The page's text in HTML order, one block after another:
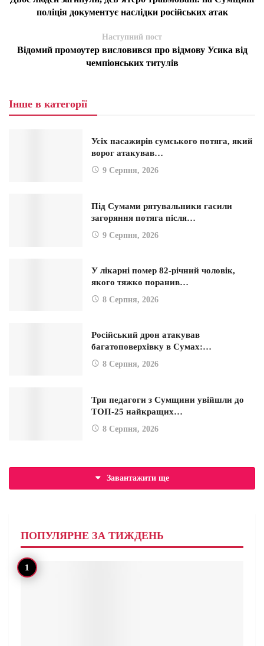
поліція документує наслідки російських атак
Наступний пост
Відомий промоутер висловився про відмову Усика від
чемпіонських титулів
Інше в категорії
Усіх пасажирів сумського потяга, який
ворог атакував…
9 Серпня, 2026
Під Сумами рятувальники гасили
загоряння потяга після…
9 Серпня, 2026
У лікарні помер 82-річний чоловік,
якого тяжко поранив…
8 Серпня, 2026
Російський дрон атакував
багатоповерхівку в Сумах:…
8 Серпня, 2026
Три педагоги з Сумщини увійшли до
ТОП-25 найкращих…
8 Серпня, 2026
Завантажити ще
ПОПУЛЯРНЕ ЗА ТИЖДЕНЬ